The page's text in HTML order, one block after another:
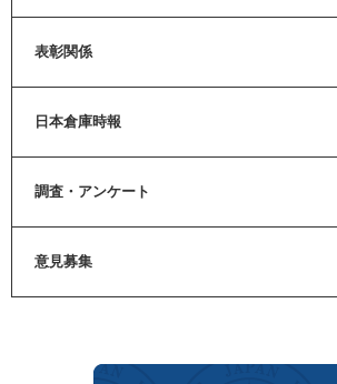
表彰関係
日本倉庫時報
調査・アンケート
意見募集